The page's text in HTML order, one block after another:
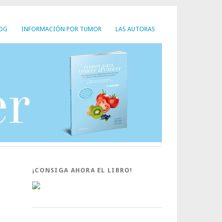
INFORMACIÓN POR TUMOR LAS AUTORAS
¡CONSIGA AHORA EL LIBRO!